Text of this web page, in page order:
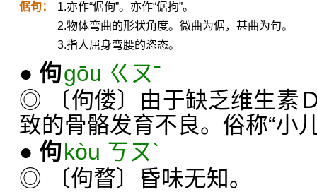
倨句：
1.亦作“倨佝”。亦作“倨拘”。
2.物体弯曲的形状角度。微曲为倨，甚曲为句。
3.指人屈身弯腰的恣态。
● 佝gōu ㄍㄡˉ
◎ 〔佝偻〕由于缺乏维生素
致的骨骼发育不良。俗称“小
● 佝kòu ㄎㄡˋ
◎ 〔佝瞀〕昏味无知。